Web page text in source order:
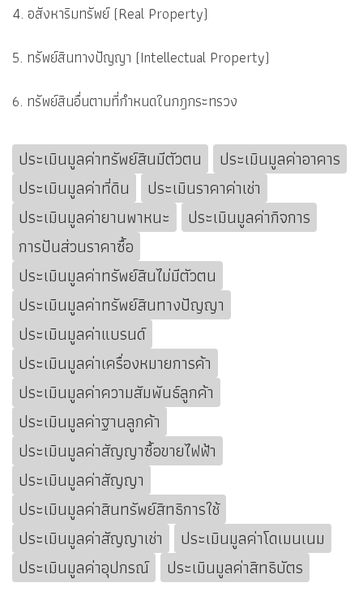
4. อสังหาริมทรัพย์ (Real Property)
5. ทรัพย์สินทางปัญญา (Intellectual Property)
6. ทรัพย์สินอื่นตามที่กำหนดในกฎกระทรวง
ประเมินมูลค่าทรัพย์สินมีตัวตน
ประเมินมูลค่าอาคาร
ประเมินมูลค่าที่ดิน
ประเมินราคาค่าเช่า
ประเมินมูลค่ายานพาหนะ
ประเมินมูลค่ากิจการ
การปันส่วนราคาซื้อ
ประเมินมูลค่าทรัพย์สินไม่มีตัวตน
ประเมินมูลค่าทรัพย์สินทางปัญญา
ประเมินมูลค่าแบรนด์
ประเมินมูลค่าเครื่องหมายการค้า
ประเมินมูลค่าความสัมพันธ์ลูกค้า
ประเมินมูลค่าฐานลูกค้า
ประเมินมูลค่าสัญญาซื้อขายไฟฟ้า
ประเมินมูลค่าสัญญา
ประเมินมูลค่าสินทรัพย์สิทธิการใช้
ประเมินมูลค่าสัญญาเช่า
ประเมินมูลค่าโดเมนเนม
ประเมินมูลค่าอุปกรณ์
ประเมินมูลค่าสิทธิบัตร